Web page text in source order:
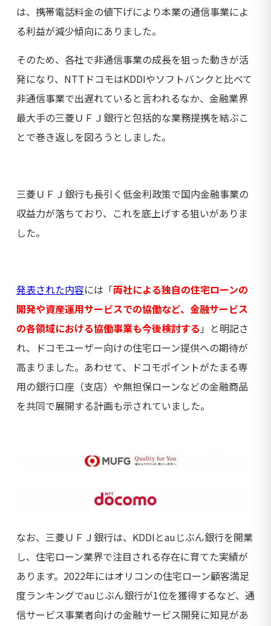
は、携帯電話料金の値下げにより本業の通信事業によ
る利益が減少傾向にありました。
そのため、各社で非通信事業の成長を狙った動きが活
発になり、NTTドコモはKDDIやソフトバンクと比べて
非通信事業で出遅れていると言われるなか、金融業界
最大手の三菱ＵＦＪ銀行と包括的な業務提携を結ぶこ
とで巻き返しを図ろうとしました。
三菱ＵＦＪ銀行も長引く低金利政策で国内金融事業の
収益力が落ちており、これを底上げする狙いがありま
した。
発表された内容には「両社による独自の住宅ローンの
開発や資産運用サービスでの協働など、金融サービス
の各領域における協働事業も今後検討する 」と明記さ
れ、ドコモユーザー向けの住宅ローン提供への期待が
高まりました。あわせて、ドコモポイントがたまる専
用の銀行口座（支店）や無担保ローンなどの金融商品
を共同で展開する計画も示されていました。
なお、三菱ＵＦＪ銀行は、KDDIとauじぶん銀行を開業
し、住宅ローン業界で注目される存在に育てた実績が
あります。2022年にはオリコンの住宅ローン顧客満足
度ランキングでauじぶん銀行が1位を獲得するなど、通
信サービス事業者向けの金融サービス開発に知見があ